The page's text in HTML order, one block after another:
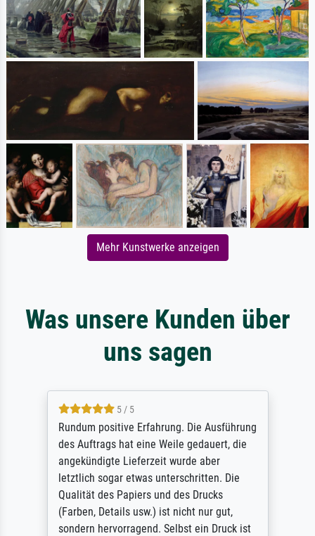
Mehr Kunstwerke anzeigen
Was unsere Kunden über
uns sagen
5 / 5
Rundum positive Erfahrung. Die Ausführung
des Auftrags hat eine Weile gedauert, die
angekündigte Lieferzeit wurde aber
letztlich sogar etwas unterschritten. Die
Qualität des Papiers und des Drucks
(Farben, Details usw.) ist nicht nur gut,
sondern hervorragend. Selbst ein Druck ist